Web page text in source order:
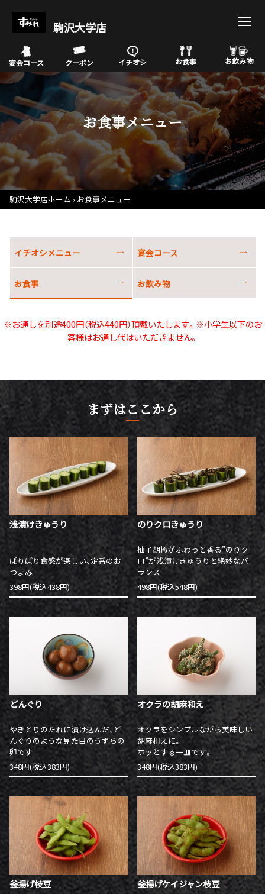
駒沢大学店
宴会コース クーポン イチオシ お食事 お飲み物
お食事メニュー
駒沢大学店ホーム お食事メニュー
イチオシメニュー 宴会コース
お食事 お飲み物
※お通しを別途400円（税込440円）頂戴いたします。※小学生以下のお
客様はお通し代はいただきません。
まずはここから
浅漬けきゅうり
ぱりぱり食感が楽しい、定番のお
つまみ
398円(税込438円)
のりクロきゅうり
柚子胡椒がふわっと香る”のりク
ロ”が浅漬けきゅうりと絶妙なバ
ランス
498円(税込548円)
どんぐり
やきとりのたれに漬け込んだ、ど
んぐりのような見た目のうずらの
卵です
348円(税込383円)
オクラの胡麻和え
オクラをシンプルながら美味しい
胡麻和えに。
ホッとする一皿です。
348円(税込383円)
釜揚げ枝豆 釜揚げケイジャン枝豆